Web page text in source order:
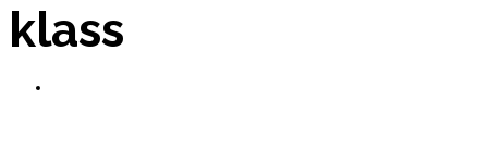
klass